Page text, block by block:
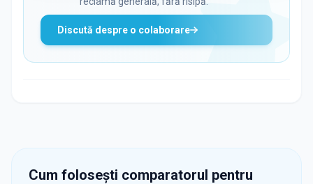
Discută despre o colaborare
Cum folosești comparatorul pentru